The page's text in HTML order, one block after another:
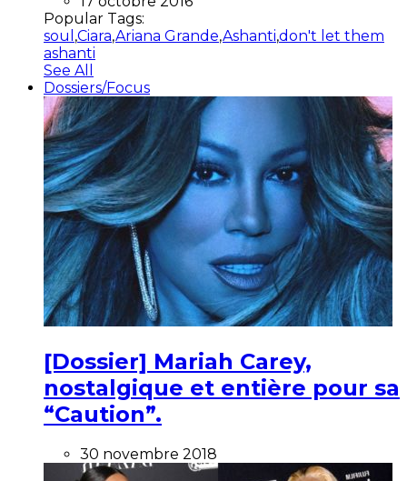
Popular Tags:
soul ,Ciara,Ariana Grande,Ashanti,don't let them
ashanti
See All
Dossiers/Focus
[Dossier] Mariah Carey,
nostalgique et entière pour sa
“Caution”.
30 novembre 2018